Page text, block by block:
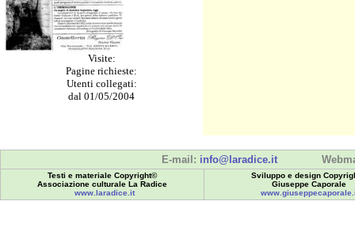
Visite:
Pagine richieste:
Utenti collegati:
dal 01/05/2004
E-mail: info@laradice.it
Testi e materiale Copyright©
Associazione culturale La Radice
www.laradice.it
Sviluppo e design
Giuseppe Caporale